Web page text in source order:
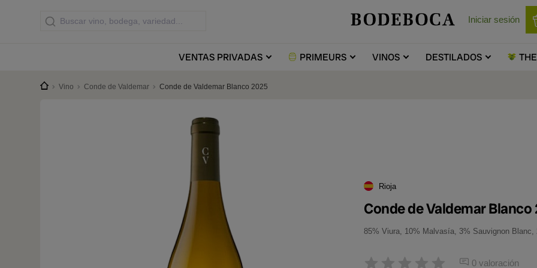
Iniciar sesión
VENTASPRIVADAS PRIMEURS VINOS DESTILADOS THE
Vino Conde de Valdemar Conde de Valdemar Blanco 2025
Rioja
Conde de Valdemar Blanco
85% Viura, 10% Malvasía, 3% Sauvignon Blanc,
0 valoración